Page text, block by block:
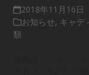
2018年11月16日
お知らせ, キャデ
類